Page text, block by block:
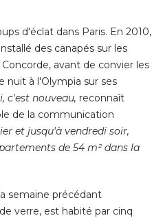
d'éclat dans Paris. En 2010,
des canapés sur les
avant de convier les
nuit à l'Olympia sur ses
c'est nouveau, reconnaît
de la communication
et jusqu'à vendredi soir,
de 54 m² dans la
semaine précédant
verre, est habité par cinq